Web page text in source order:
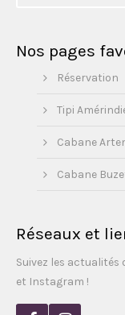
Nos pages
Réservation
Tipi
Cabane
Cabane
Réseaux et
Suivez les actualités
et Instagram !